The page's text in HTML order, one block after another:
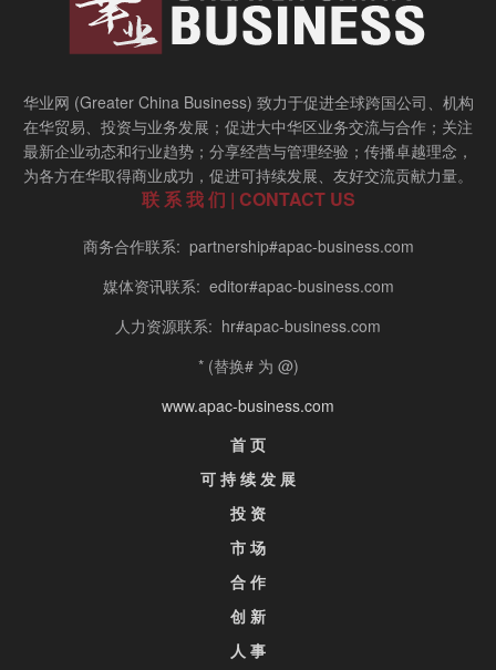
华业网 (Greater China Business) 致力于促进全球跨国公司、机构
在华贸易、投资与业务发展；促进大中华区业务交流与合作；关注
最新企业动态和行业趋势；分享经营与管理经验；传播卓越理念，
为各方在华取得商业成功，促进可持续发展、友好交流贡献力量。
联 系 我 们 | CONTACT US
商务合作联系: partnership#apac-business.com
媒体资讯联系: editor#apac-business.com
人力资源联系: hr#apac-business.com
* (替换# 为 @)
www.apac-business.com
首 页
可 持 续 发 展
投 资
市 场
合 作
创 新
人 事